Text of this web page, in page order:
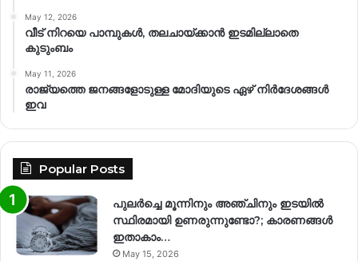
May 12, 2026
വീട് നിറയെ പാമ്പുകൾ, തലചായ്ക്കാൻ ഇടമില്ലാതെ
കുടുംബം
May 11, 2026
രാജ്യത്തെ ജനങ്ങളോടുള്ള മോദിയുടെ ഏഴ് നിര്‍ദേശങ്ങള്‍
ഇവ
Popular Posts
പുലർച്ചെ മൂന്നിനും അഞ്ചിനും ഇടയിൽ
സ്ഥിരമായി ഉണരുന്നുണ്ടോ?; കാരണങ്ങള്‍
ഇതാകാം…
May 15, 2026